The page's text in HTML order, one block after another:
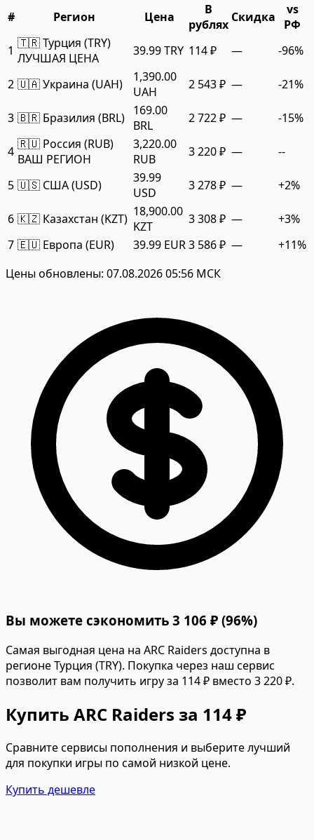
#
Регион Цена
В
рублях Скидка
vs
РФ
1 🇹🇷 Турция (TRY)
ЛУЧШАЯ ЦЕНА
39.99 TRY 114 ₽ — -96%
2 🇺🇦 Украина (UAH)
1,390.00
UAH
2 543 ₽ — -21%
3 🇧🇷 Бразилия (BRL) 169.00
BRL
2 722 ₽ — -15%
4 🇷🇺 Россия (RUB)
ВАШ РЕГИОН
3,220.00
RUB
3 220 ₽ — --
5 🇺🇸 США (USD)
39.99
USD
3 278 ₽ — +2%
6 🇰🇿 Казахстан (KZT) 18,900.00
KZT
3 308 ₽ —
+3%
7 🇪🇺 Европа (EUR) 39.99 EUR3 586 ₽ —
+11%
Цены обновлены: 07.08.2026 05:56 МСК
Вы можете сэкономить 3 106 ₽ (96%)
Самая выгодная цена на ARC Raiders доступна в
регионе Турция (TRY). Покупка через наш сервис
позволит вам получить игру за 114 ₽ вместо 3 220 ₽.
Купить ARC Raiders за 114 ₽
Сравните сервисы пополнения и выберите лучший
для покупки игры по самой низкой цене.
Купить дешевле